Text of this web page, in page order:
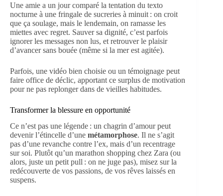
Une amie a un jour comparé la tentation du texto
nocturne à une fringale de sucreries à minuit : on croit
que ça soulage, mais le lendemain, on ramasse les
miettes avec regret. Sauver sa dignité, c’est parfois
ignorer les messages non lus, et retrouver le plaisir
d’avancer sans bouée (même si la mer est agitée).
Parfois, une vidéo bien choisie ou un témoignage peut
faire office de déclic, apportant ce surplus de motivation
pour ne pas replonger dans de vieilles habitudes.
Transformer la blessure en opportunité
Ce n’est pas une légende : un chagrin d’amour peut
devenir l’étincelle d’une métamorphose. Il ne s’agit
pas d’une revanche contre l’ex, mais d’un recentrage
sur soi. Plutôt qu’un marathon shopping chez Zara (ou
alors, juste un petit pull : on ne juge pas), misez sur la
redécouverte de vos passions, de vos rêves laissés en
suspens.